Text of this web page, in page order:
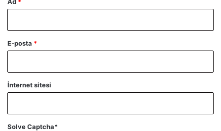
E-posta *
İnternet sitesi
Solve Captcha*